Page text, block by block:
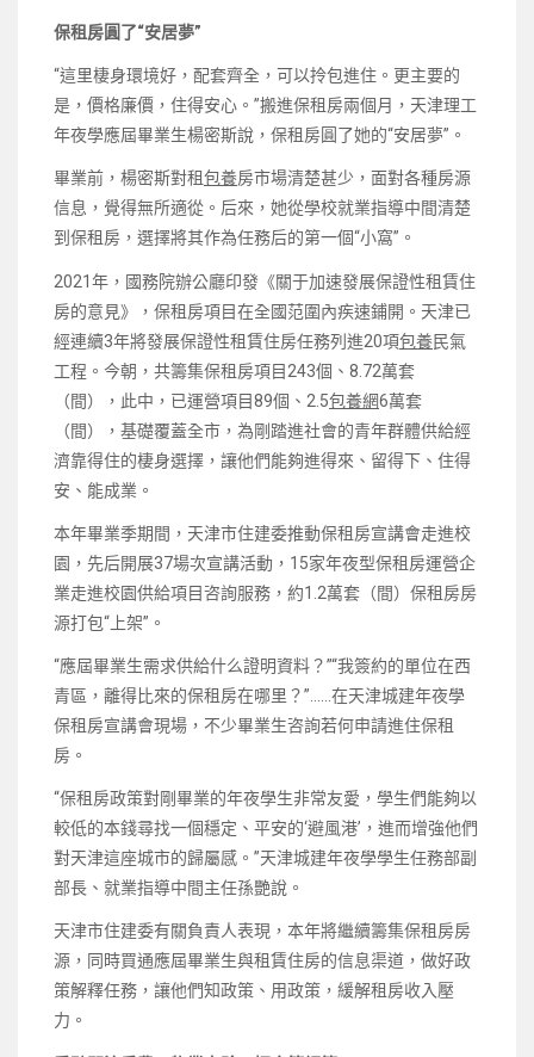
保租房圓了“安居夢”
“這里棲身環境好，配套齊全，可以拎包進住。更主要的
是，價格廉價，住得安心。”搬進保租房兩個月，天津理工
年夜學應屆畢業生楊密斯說，保租房圓了她的“安居夢”。
畢業前，楊密斯對租包養房市場清楚甚少，面對各種房源
信息，覺得無所適從。后來，她從學校就業指導中間清楚
到保租房，選擇將其作為任務后的第一個“小窩”。
2021年，國務院辦公廳印發《關于加速發展保證性租賃住
房的意見》，保租房項目在全國范圍內疾速鋪開。天津已
經連續3年將發展保證性租賃住房任務列進20項包養民氣
工程。今朝，共籌集保租房項目243個、8.72萬套
（間），此中，已運營項目89個、2.5包養網6萬套
（間），基礎覆蓋全市，為剛踏進社會的青年群體供給經
濟靠得住的棲身選擇，讓他們能夠進得來、留得下、住得
安、能成業。
本年畢業季期間，天津市住建委推動保租房宣講會走進校
園，先后開展37場次宣講活動，15家年夜型保租房運營企
業走進校園供給項目咨詢服務，約1.2萬套（間）保租房房
源打包“上架”。
“應屆畢業生需求供給什么證明資料？”“我簽約的單位在西
青區，離得比來的保租房在哪里？”……在天津城建年夜學
保租房宣講會現場，不少畢業生咨詢若何申請進住保租
房。
“保租房政策對剛畢業的年夜學生非常友愛，學生們能夠以
較低的本錢尋找一個穩定、平安的‘避風港’，進而增強他們
對天津這座城市的歸屬感。”天津城建年夜學學生任務部副
部長、就業指導中間主任孫艷說。
天津市住建委有關負責人表現，本年將繼續籌集保租房房
源，同時買通應屆畢業生與租賃住房的信息渠道，做好政
策解釋任務，讓他們知政策、用政策，緩解租房收入壓
力。